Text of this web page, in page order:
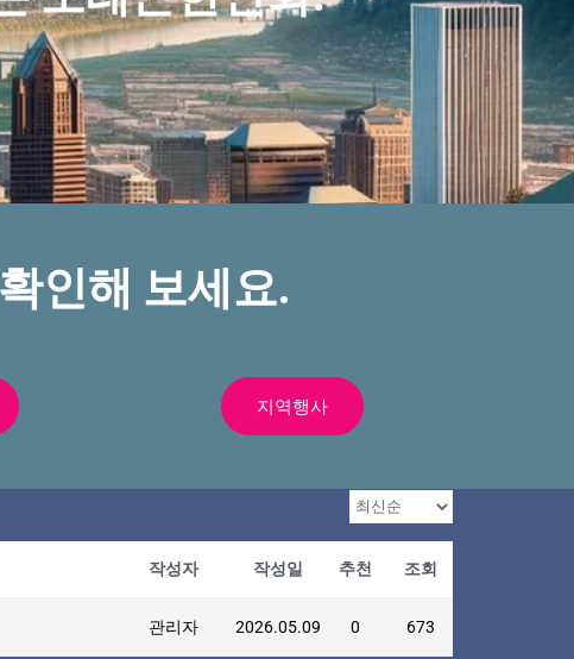
인해 보세요.
지역행사
작성자 작성일 추천 조회
관리자 2026.05.09 0 673